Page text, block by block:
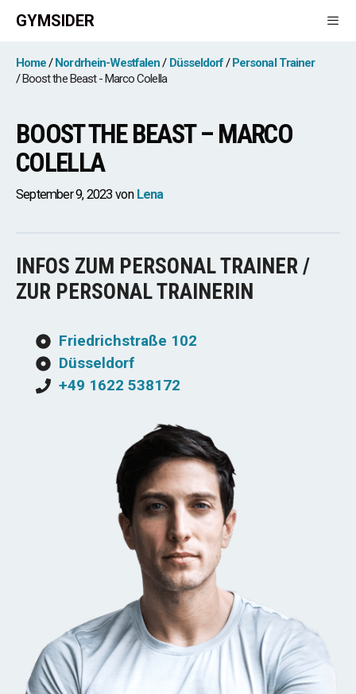
Zum
Inhalt
springen
GYMSIDER
Home Nordrhein-Westfalen Düsseldorf
Personal Trainer
Boost the Beast - Marco Colella
BOOST THE BEAST – MARCO
COLELLA
September 9, 2023 von Lena
INFOS ZUM PERSONAL TRAINER /
ZUR PERSONAL TRAINERIN
Friedrichstraße 102
Düsseldorf
+49 1622 538172